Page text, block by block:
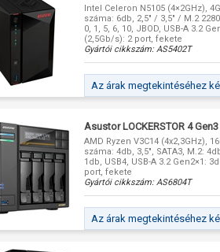
Intel Celeron N5105 (4×2GHz),
száma: 6db, 2,5" / 3,5" / M.2
0, 1, 5, 6, 10, JBOD, USB-A 3.2
(2,5Gb/s): 2 port, fekete
Gyártói cikkszám:AS5402T
Az árak megtekintéséhez
Asustor LOCKERSTOR 4
AMD Ryzen V3C14 (4x2,3GHz),
száma: 4db, 3,5", SATA3, M.2:
1db, USB4, USB-A 3.2 Gen2×1:
port, fekete
Gyártói cikkszám:AS6804T
Az árak megtekintéséhez